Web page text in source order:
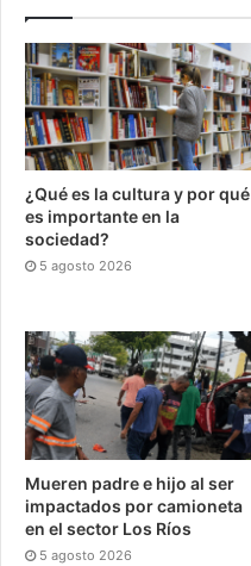
¿Qué es la cultura y por qué
es importante en la
sociedad?
5 agosto 2026
Mueren padre e hijo al ser
impactados por camioneta
en el sector Los Ríos
5 agosto 2026